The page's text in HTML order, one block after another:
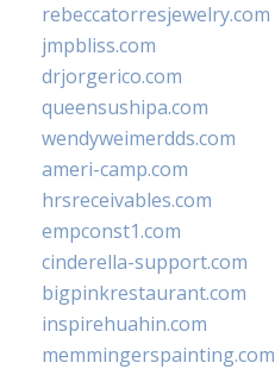
rebeccatorresjewelry.com
jmpbliss.com
drjorgerico.com
queensushipa.com
wendyweimerdds.com
ameri-camp.com
hrsreceivables.com
empconst1.com
cinderella-support.com
bigpinkrestaurant.com
inspirehuahin.com
memmingerspainting.com